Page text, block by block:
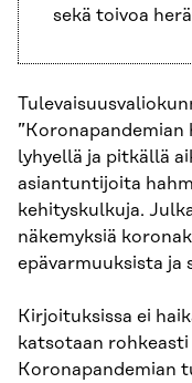
sekä toivoa
lyhyellä ja pitkällä
asiantuntijoita
kehityskulkuja.
näkemyksiä
epävarmuuksista ja
Kirjoituksissa ei
katsotaan
Koronapandemian